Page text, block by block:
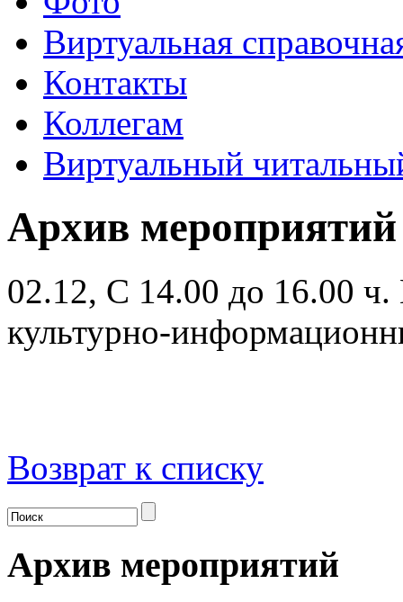
Виртуальная
Контакты
Коллегам
Виртуальный
Архив мероприятий
02.12, С 14.00 до 16.00 ч.
культурно-
Возврат к списку
Архив мероприятий